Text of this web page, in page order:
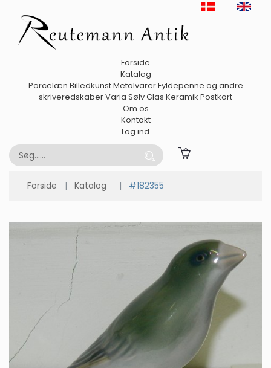
Forside
Katalog
Porcelæn BilledkunstMetalvarerFyldepenne og andre
skriveredskaberVaria SølvGlas Keramik Postkort
Om os
Kontakt
Log ind
Forside Katalog #182355